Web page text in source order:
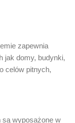
zapewnia
jak domy, budynki,
celów pitnych,
są wyposażone w